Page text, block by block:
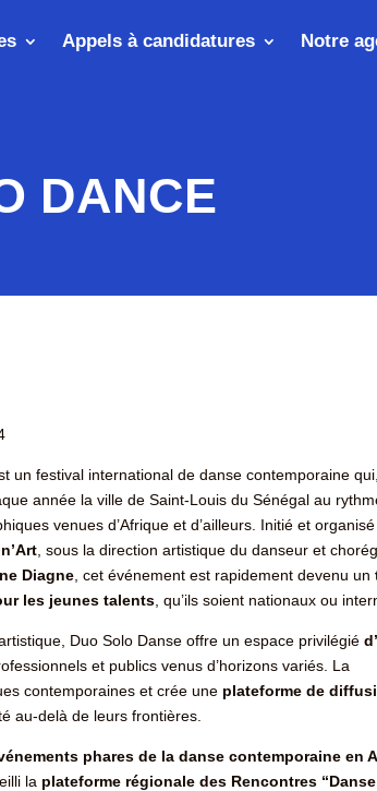
Appels à candidatures Notre
DANCE
un festival international de danse contemporaine
année la ville de Saint-Louis du Sénégal au
venues d’Afrique et d’ailleurs. Initié et
, sous la direction artistique du danseur et
Diagne, cet événement est rapidement devenu un
les jeunes talents, qu’ils soient nationaux ou
Duo Solo Danse offre un espace privilégié
et publics venus d’horizons variés. La
contemporaines et crée une plateforme de
au-delà de leurs frontières.
phares de la danse contemporaine en
la plateforme régionale des Rencontres